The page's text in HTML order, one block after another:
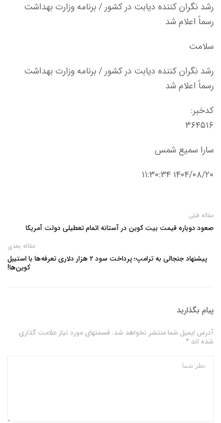
رشد نگران‌ کننده دیابت در کشور / برنامه وزارت بهداشت
رسماً اعلام شد
سلامت
رشد نگران‌ کننده دیابت در کشور / برنامه وزارت بهداشت
رسماً اعلام شد
کدخبر:
۳۶۴۵۱۶
سارا سمیع شمس
۱۴۰۴/۰۸/۲۰ ۱۱:۳۰:۳۴
مقاله قبلی
صعود دوباره قیمت بیت‌ کوین در آستانه اتمام تعطیلی دولت آمریکا
مقاله بعدی
پیشنهاد جنجالی به ترامپ؛ پرداخت سود ۲ هزار دلاری تعرفه‌ها با استیبل‌
کوین‌ها!
پیام بگذارید
آدرس ایمیل شما منتشر نخواهد شد. قسمتهای مورد نیاز علامت گذاری
شده اند *